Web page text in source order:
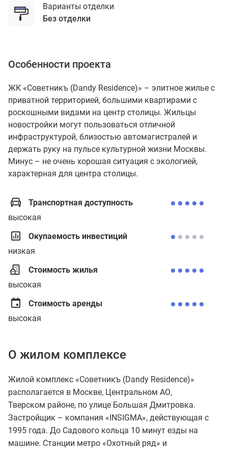
Варианты отделки
без отделки
Особенности проекта
ЖК «Советникъ (Dandy Residence)» – элитное жилье с
приватной территорией, большими квартирами с
роскошными видами на центр столицы. Жильцы
новостройки могут пользоваться отличной
инфраструктурой, близостью автомагистралей и
держать руку на пульсе культурной жизни Москвы.
Минус – не очень хорошая ситуация с экологией,
характерная для центра столицы.
Транспортная доступность
высокая
Окупаемость инвестиций
низкая
Стоимость жилья
высокая
Стоимость аренды
высокая
О жилом комплексе
Жилой комплекс «Советникъ (Dandy Residence)»
располагается в Москве, Центральном АО,
Тверском районе, по улице Большая Дмитровка.
Застройщик – компания «INSIGMA», действующая с
1995 года. До Садового кольца 10 минут езды на
машине. Станции метро «Охотный ряд» и